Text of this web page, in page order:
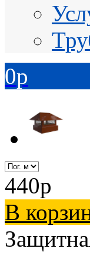
0p
440p
В